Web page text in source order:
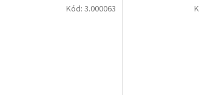
Kód: 3.000063